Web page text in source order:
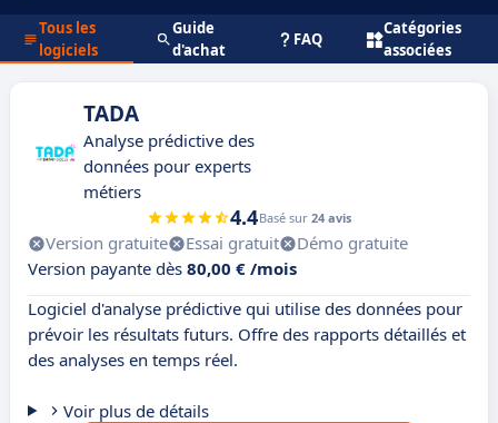
Tous les
logiciels
Guide
d'achat
FAQ
Catégories
associées
TADA
Analyse prédictive des
données pour experts
métiers
4.4Basé sur 24 avis
Version gratuite Essai gratuit
Démo gratuite
Version payante dès 80,00 € /mois
Logiciel d'analyse prédictive qui utilise des données pour
prévoir les résultats futurs. Offre des rapports détaillés et
des analyses en temps réel.
Voir plus de détails